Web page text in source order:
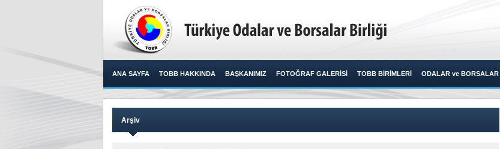
ANA SAYFA TOBB HAKKINDA BAŞKANIMIZ FOTOĞRAF GALERİSİ TOBB BİRİMLERİ ODALAR ve BORSALAR
Arşiv